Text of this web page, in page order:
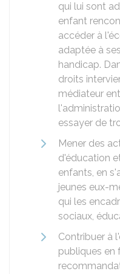
qui lui sont
enfant
accéder à
adaptée à
handicap.
droits
médiateur
essayer de
Mener des
d'éducation
enfants, en
jeunes eux-
qui les
sociaux,
Contribuer à
publiques en